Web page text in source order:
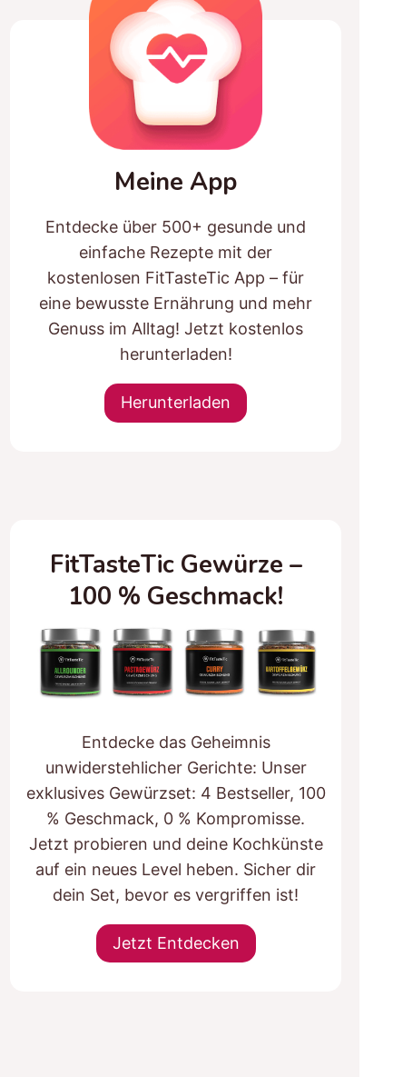
Meine App
Entdecke über 500+ gesunde und
einfache Rezepte mit der
kostenlosen FitTasteTic App – für
eine bewusste Ernährung und mehr
Genuss im Alltag! Jetzt kostenlos
herunterladen!
Herunterladen
FitTasteTic Gewürze –
100 % Geschmack!
Entdecke das Geheimnis
unwiderstehlicher Gerichte: Unser
exklusives Gewürzset: 4 Bestseller, 100
% Geschmack, 0 % Kompromisse.
Jetzt probieren und deine Kochkünste
auf ein neues Level heben. Sicher dir
dein Set, bevor es vergriffen ist!
Jetzt Entdecken